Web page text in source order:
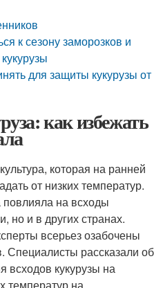
к сезону заморозков и
для защиты кукурузы от
как избежать
которая на ранней
от низких температур.
на всходы
но и в других странах.
всерьез озабочены
Специалисты рассказали об
всходов кукурузы на